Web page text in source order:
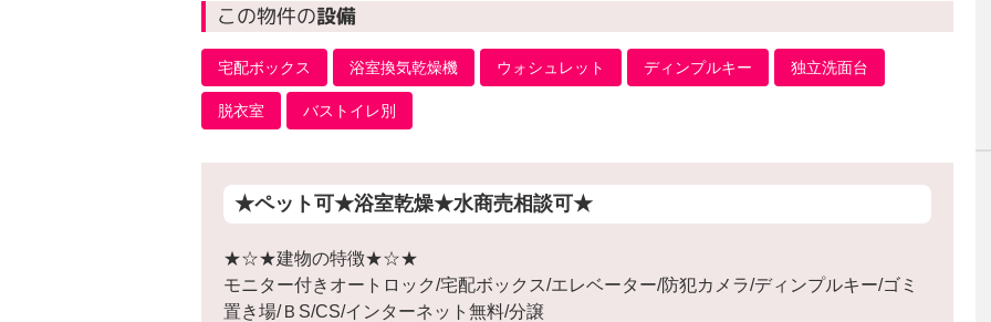
この物件の設備
宅配ボックス 浴室換気乾燥機 ウォシュレット ディンプルキー 独立洗面台
脱衣室 バストイレ別
★ペット可★浴室乾燥★水商売相談可★
★☆★建物の特徴★☆★
モニター付きオートロック/宅配ボックス/エレベーター/防犯カメラ/ディンプルキー/ゴミ
置き場/ＢS/CS/インターネット無料/分譲